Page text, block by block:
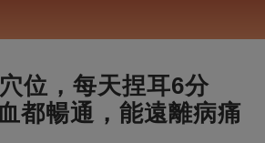
位，每天捏耳6分
都暢通，能遠離病痛